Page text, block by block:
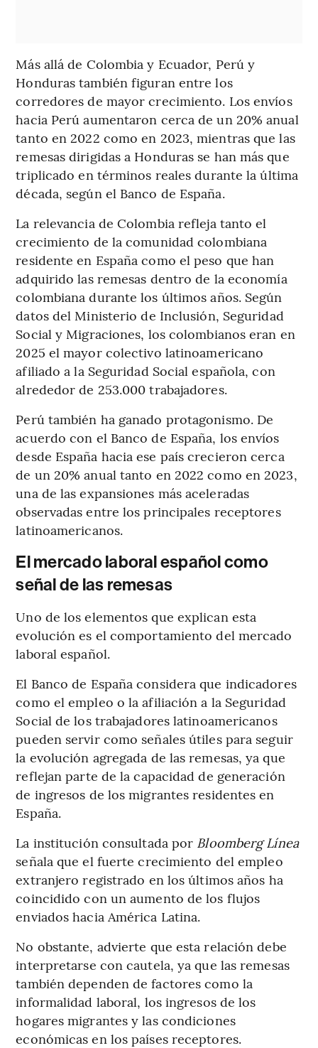
Más allá de Colombia y Ecuador, Perú y
Honduras también figuran entre los
corredores de mayor crecimiento. Los envíos
hacia Perú aumentaron cerca de un 20% anual
tanto en 2022 como en 2023, mientras que las
remesas dirigidas a Honduras se han más que
triplicado en términos reales durante la última
década, según el Banco de España.
La relevancia de Colombia refleja tanto el
crecimiento de la comunidad colombiana
residente en España como el peso que han
adquirido las remesas dentro de la economía
colombiana durante los últimos años. Según
datos del Ministerio de Inclusión, Seguridad
Social y Migraciones, los colombianos eran en
2025 el mayor colectivo latinoamericano
afiliado a la Seguridad Social española, con
alrededor de 253.000 trabajadores.
Perú también ha ganado protagonismo. De
acuerdo con el Banco de España, los envíos
desde España hacia ese país crecieron cerca
de un 20% anual tanto en 2022 como en 2023,
una de las expansiones más aceleradas
observadas entre los principales receptores
latinoamericanos.
El mercado laboral español como
señal de las remesas
Uno de los elementos que explican esta
evolución es el comportamiento del mercado
laboral español.
El Banco de España considera que indicadores
como el empleo o la afiliación a la Seguridad
Social de los trabajadores latinoamericanos
pueden servir como señales útiles para seguir
la evolución agregada de las remesas, ya que
reflejan parte de la capacidad de generación
de ingresos de los migrantes residentes en
España.
La institución consultada por Bloomberg Línea
señala que el fuerte crecimiento del empleo
extranjero registrado en los últimos años ha
coincidido con un aumento de los flujos
enviados hacia América Latina.
No obstante, advierte que esta relación debe
interpretarse con cautela, ya que las remesas
también dependen de factores como la
informalidad laboral, los ingresos de los
hogares migrantes y las condiciones
económicas en los países receptores.